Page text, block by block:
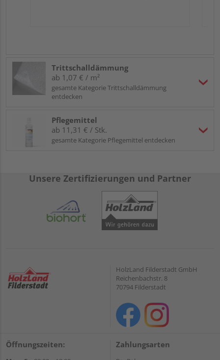
Trittschalldämmung
ab 1,07 € / m²
gesamte Kategorie Trittschalldämmung
entdecken
Pflegemittel
ab 11,31 € / Stk.
gesamte Kategorie Pflegemittel entdecken
Unsere Zertifizierungen und Partner
HolzLand Filderstadt GmbH
Reichenbachstr. 8
70794 Filderstadt
Öffnungszeiten: Zahlungsarten